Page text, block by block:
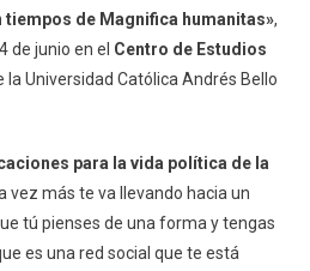
tiempos de Magnifica humanitas»,
de junio en el Centro de Estudios
la Universidad Católica Andrés Bello
para la vida política de la
vez más te va llevando hacia un
tú pienses de una forma y tengas
es una red social que te está